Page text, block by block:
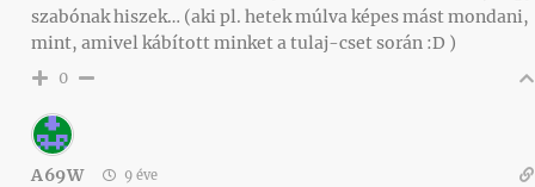
szabónak hiszek… (aki pl. hetek múlva képes mást mondani,
mint, amivel kábított minket a tulaj-cset során :D )
0
A69W 9 éve